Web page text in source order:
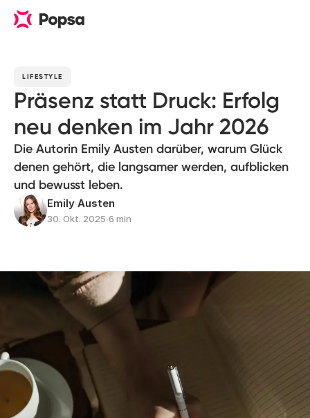
LIFESTYLE
Präsenz statt Druck: Erfolg
neu denken im Jahr 2026
Die Autorin Emily Austen darüber, warum Glück
denen gehört, die langsamer werden, aufblicken
und bewusst leben.
Emily Austen
30. Okt. 2025∙6 min